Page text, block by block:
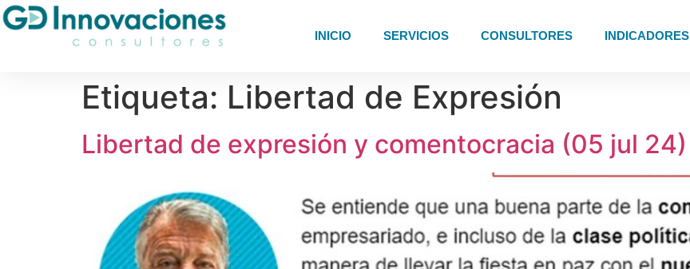
INICIO SERVICIOS CONSULTORES INDICADORES
Etiqueta: Libertad de Expresión
Libertad de expresión y comentocracia (05 jul 24)